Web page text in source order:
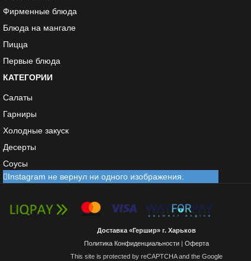
Фирменные блюда
Блюда на мангале
Пицца
Первые блюда
КАТЕГОРИИ
Салаты
Гарниры
Холодные закуск
Десерты
Соусы
Instagram не вернул ни одного изображения.
Доставка «Гершир» г. Харьков
Политика Конфиденциальности| Оферта
This site is protected by reCAPTCHA and the Google